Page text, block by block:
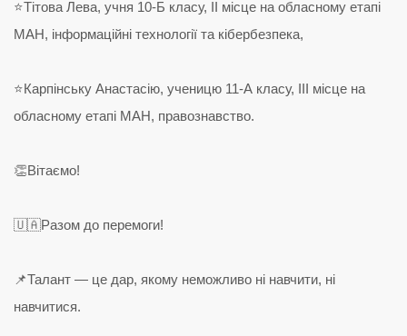
⭐️Тітова Лева, учня 10-Б класу, ІІ місце на обласному етапі
МАН, інформаційні технології та кібербезпека,
⭐️Карпінську Анастасію, ученицю 11-А класу, ІІІ місце на
обласному етапі МАН, правознавство.
👏Вітаємо!
🇺🇦Разом до перемоги!
📌Талант — це дар, якому неможливо ні навчити, ні
навчитися.